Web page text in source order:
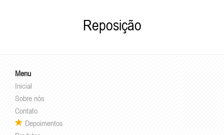
Reposição
Menu
Inicial
Sobre nós
Contato
Depoimentos